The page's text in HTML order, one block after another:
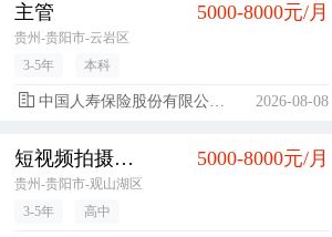
主管 5000-8000元/月
贵州-贵阳市-云岩区
3-5年
本科
中国人寿保险股份有限公司贵阳市都司支公司 2026-08-08
短视频拍摄剪辑 5000-8000元/月
贵州-贵阳市-观山湖区
3-5年
高中